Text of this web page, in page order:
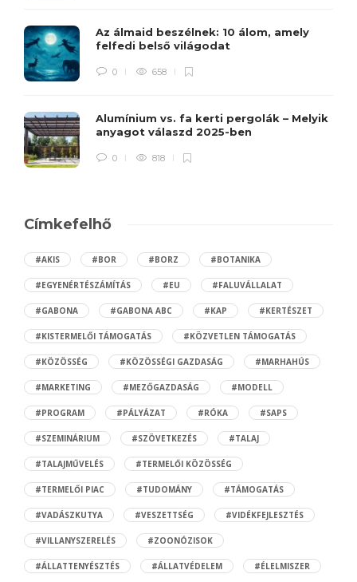
Az álmaid beszélnek: 10 álom, amely
felfedi belső világodat
0 658
Alumínium vs. fa kerti pergolák – Melyik
anyagot válaszd 2025-ben
0 818
Címkefelhő
#AKIS #BOR #BORZ #BOTANIKA
#EGYENÉRTÉSZÁMÍTÁS #EU #FALUVÁLLALAT
#GABONA #GABONA ABC #KAP #KERTÉSZET
#KISTERMELŐI TÁMOGATÁS #KÖZVETLEN TÁMOGATÁS
#KÖZÖSSÉG #KÖZÖSSÉGI GAZDASÁG #MARHAHÚS
#MARKETING #MEZŐGAZDASÁG #MODELL
#PROGRAM #PÁLYÁZAT #RÓKA #SAPS
#SZEMINÁRIUM #SZÖVETKEZÉS #TALAJ
#TALAJMŰVELÉS #TERMELŐI KÖZÖSSÉG
#TERMELŐI PIAC #TUDOMÁNY #TÁMOGATÁS
#VADÁSZKUTYA #VESZETTSÉG #VIDÉKFEJLESZTÉS
#VILLANYSZERELÉS #ZOONÓZISOK
#ÁLLATTENYÉSZTÉS #ÁLLATVÉDELEM #ÉLELMISZER